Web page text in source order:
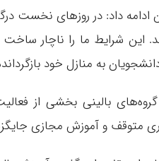
ادامه داد: در روزهای نخست
شرایط ما را ناچار ساخت
به منازل خود
بالینی بخشی از
متوقف و آموزش مجازی